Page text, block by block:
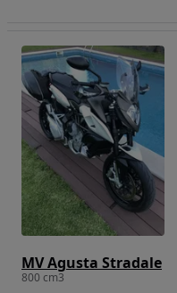
MV Agusta Stradale
800 cm3